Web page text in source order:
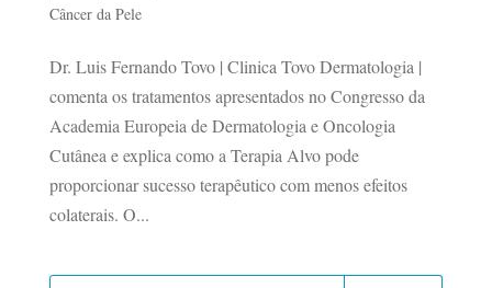
Câncer da Pele
Dr. Luis Fernando Tovo | Clinica Tovo Dermatologia |
comenta os tratamentos apresentados no Congresso da
Academia Europeia de Dermatologia e Oncologia
Cutânea e explica como a Terapia Alvo pode
proporcionar sucesso terapêutico com menos efeitos
colaterais. O...